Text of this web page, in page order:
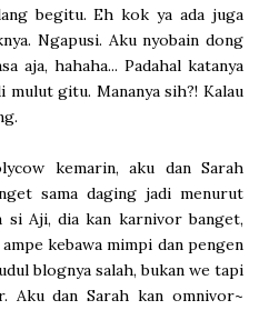
begitu. Eh kok ya ada juga
Ngapusi. Aku nyobain dong
aja, hahaha... Padahal katanya
gitu. Mananya sih?! Kalau
kemarin, aku dan Sarah
sama daging jadi menurut
si Aji, dia kan karnivor banget,
kebawa mimpi dan pengen
blognya salah, bukan we tapi
Aku dan Sarah kan omnivor~